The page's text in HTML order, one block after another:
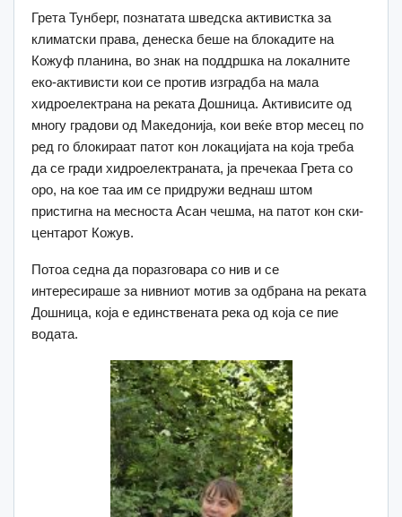
Грета Тунберг, познатата шведска активистка за
климатски права, денеска беше на блокадите на
Кожуф планина, во знак на поддршка на локалните
еко-активисти кои се против изградба на мала
хидроелектрана на реката Дошница. Активисите од
многу градови од Македонија, кои веќе втор месец по
ред го блокираат патот кон локацијата на која треба
да се гради хидроелектраната, ја пречекаа Грета со
оро, на кое таа им се придружи веднаш штом
пристигна на месноста Асан чешма, на патот кон ски-
центарот Кожув.
Потоа седна да поразговара со нив и се
интересираше за нивниот мотив за одбрана на реката
Дошница, која е единствената река од која се пие
водата.